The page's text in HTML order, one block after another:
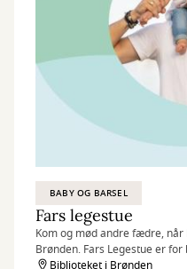
BABY OG BARSEL
Fars legestue
Kom og mød andre fædre, når
Brønden. Fars Legestue er
Biblioteket i Brønden